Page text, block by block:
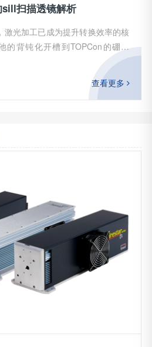
sill扫描透镜解析
激光加工已成为提升转换效率的核
背钝化开槽到TOPCon的硼掺
密划线。而355nm紫外激光因其对
工特性，成为光伏制造的“隐形刻
075F-Theta镜头如何以
查看更多